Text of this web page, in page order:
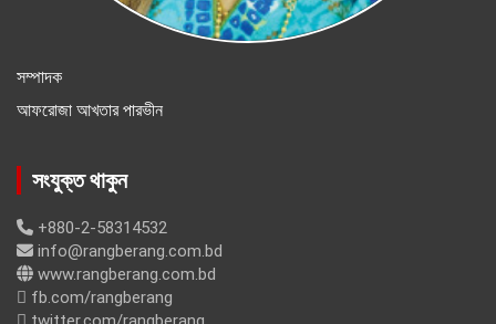
সম্পাদক
আফরোজা আখতার পারভীন
সংযুক্ত থাকুন
+880-2-58314532
info@rangberang.com.bd
www.rangberang.com.bd
fb.com/rangberang